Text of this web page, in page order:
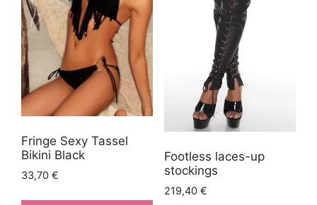
Fringe Sexy Tassel
Bikini Black
33,70 €
Footless laces-up
stockings
219,40 €